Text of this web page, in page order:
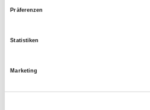
Präferenzen
Statistiken
Marketing
0172 3231911
Offer: